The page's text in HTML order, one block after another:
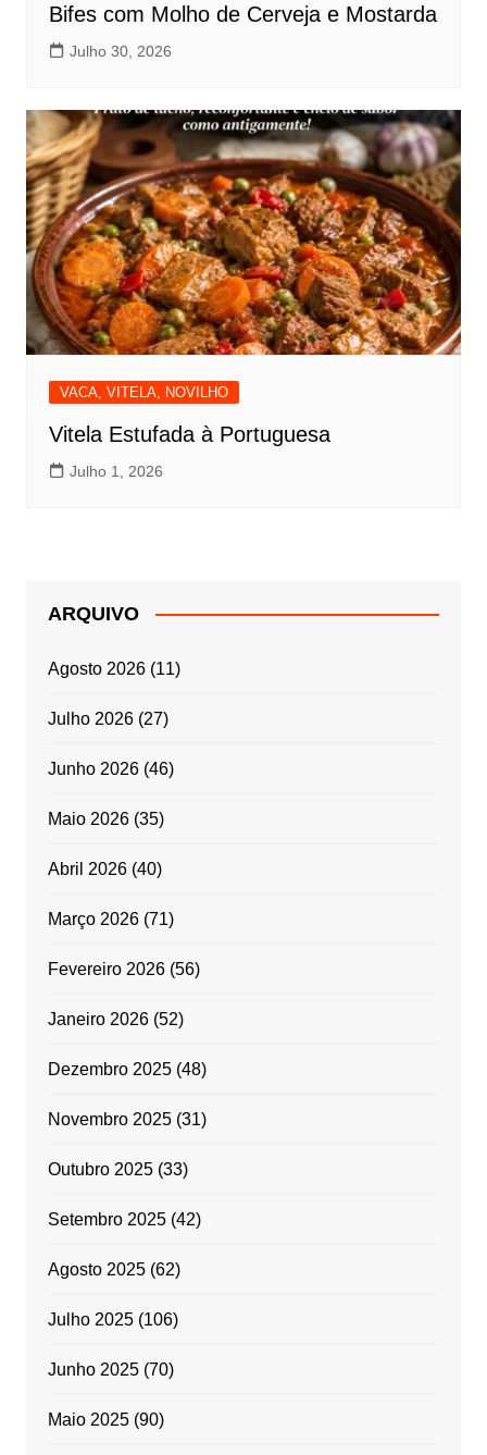
Bifes com Molho de Cerveja e Mostarda
Julho 30, 2026
VACA, VITELA, NOVILHO
Vitela Estufada à Portuguesa
Julho 1, 2026
ARQUIVO
Agosto 2026(11)
Julho 2026(27)
Junho 2026(46)
Maio 2026(35)
Abril 2026(40)
Março 2026(71)
Fevereiro 2026(56)
Janeiro 2026(52)
Dezembro 2025(48)
Novembro 2025(31)
Outubro 2025(33)
Setembro 2025(42)
Agosto 2025(62)
Julho 2025(106)
Junho 2025(70)
Maio 2025(90)